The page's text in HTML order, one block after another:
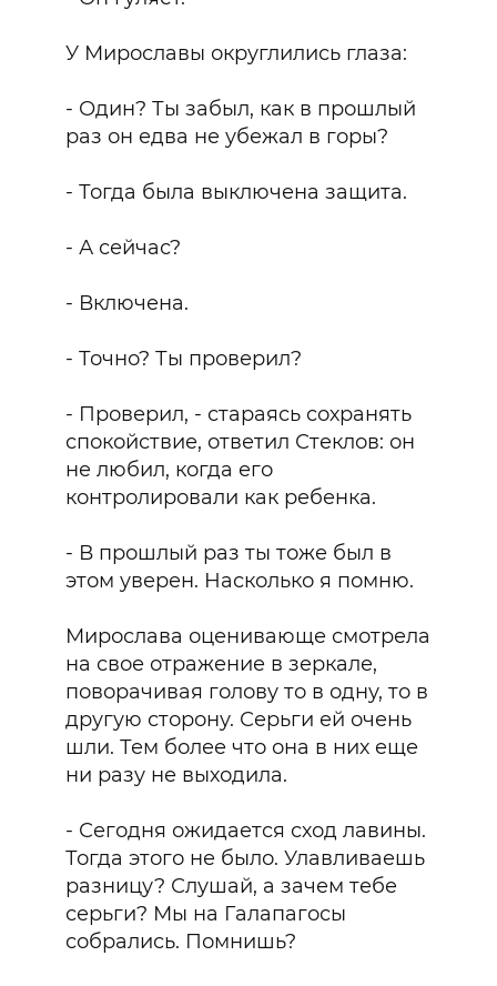
У Мирославы округлились глаза:
- Один? Ты забыл, как в прошлый
раз он едва не убежал в горы?
- Тогда была выключена защита.
- А сейчас?
- Включена.
- Точно? Ты проверил?
- Проверил, - стараясь сохранять
спокойствие, ответил Стеклов: он
не любил, когда его
контролировали как ребенка.
- В прошлый раз ты тоже был в
этом уверен. Насколько я помню.
Мирослава оценивающе смотрела
на свое отражение в зеркале,
поворачивая голову то в одну, то в
другую сторону. Серьги ей очень
шли. Тем более что она в них еще
ни разу не выходила.
- Сегодня ожидается сход лавины.
Тогда этого не было. Улавливаешь
разницу? Слушай, а зачем тебе
серьги? Мы на Галапагосы
собрались. Помнишь?